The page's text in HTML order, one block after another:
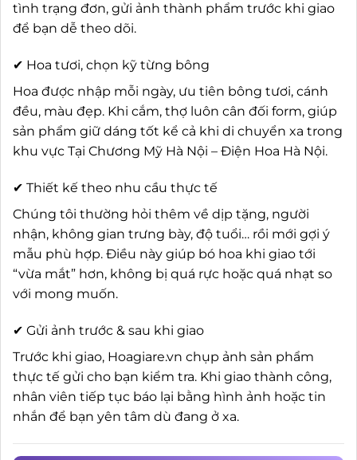
tình trạng đơn, gửi ảnh thành phẩm trước khi giao
để bạn dễ theo dõi.
✔ Hoa tươi, chọn kỹ từng bông
Hoa được nhập mỗi ngày, ưu tiên bông tươi, cánh
đều, màu đẹp. Khi cắm, thợ luôn cân đối form, giúp
sản phẩm giữ dáng tốt kể cả khi di chuyển xa trong
khu vực Tại Chương Mỹ Hà Nội – Điện Hoa Hà Nội.
✔ Thiết kế theo nhu cầu thực tế
Chúng tôi thường hỏi thêm về dịp tặng, người
nhận, không gian trưng bày, độ tuổi… rồi mới gợi ý
mẫu phù hợp. Điều này giúp bó hoa khi giao tới
“vừa mắt” hơn, không bị quá rực hoặc quá nhạt so
với mong muốn.
✔ Gửi ảnh trước & sau khi giao
Trước khi giao, Hoagiare.vn chụp ảnh sản phẩm
thực tế gửi cho bạn kiểm tra. Khi giao thành công,
nhân viên tiếp tục báo lại bằng hình ảnh hoặc tin
nhắn để bạn yên tâm dù đang ở xa.